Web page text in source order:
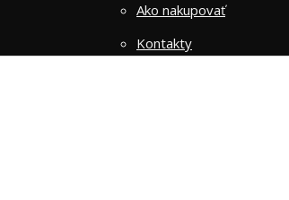
Ako nakupovať
Kontakty